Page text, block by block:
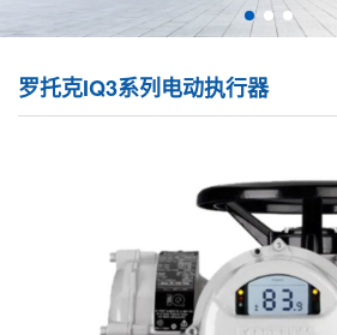
罗托克IQ3系列电动执行器